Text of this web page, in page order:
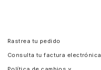
Rastrea tu pedido
Consulta tu factura electrónica